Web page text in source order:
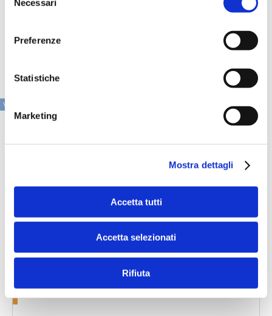
delNecessari
Preferenze
Statistiche
Marketing
Mostra dettagli
Accetta tutti
Accetta selezionati
Rifiuta
Serlenga. «Bain continuerà ad affiancare i clienti in questo
rafforzamento delle relazioni e sviluppo di competenze
distintive nei principali settori, a partire dai Financial
VAI ALLA SEZIONE IN PRIMO PIANO
Speciali eventi